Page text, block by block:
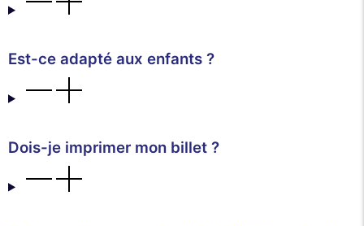
Est-ce adapté aux enfants ?
Dois-je imprimer mon billet ?